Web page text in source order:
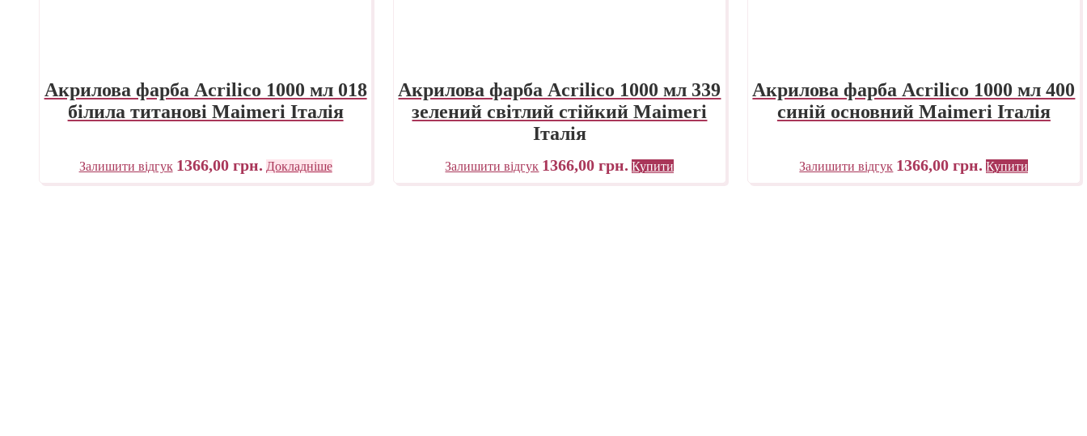
Акрилова фарба Acrilico 1000 мл 018
білила титанові Maimeri Італія
Залишити відгук 1366,00 грн. Докладніше
Акрилова фарба Acrilico 1000 мл 339
зелений світлий стійкий Maimeri
Італія
Залишити відгук 1366,00грн. Купити
Акрилова фарба Acrilico 1000 мл 400
синій основний Maimeri Італія
Залишити відгук 1366,00грн. Купити